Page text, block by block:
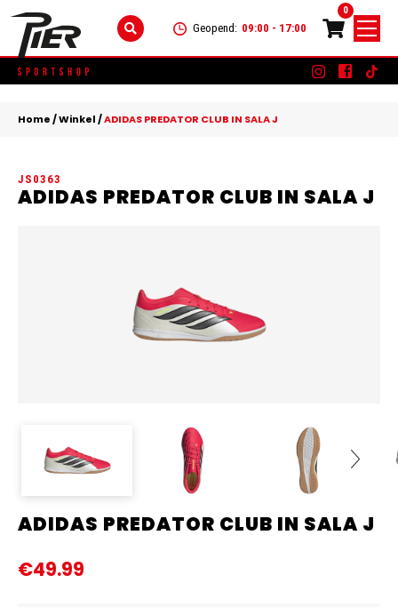
Geopend: 09:00 - 17:00
0
Skip
to
SCHOENEN
KLEDING
KINDEREN +
Home/Winkel/ADIDAS PREDATOR CLUB IN SALA J
JS0363
ADIDAS PREDATOR CLUB IN SALA J
Next
ADIDAS PREDATOR CLUB IN SALA J
€49.99